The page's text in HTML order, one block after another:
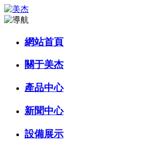
網站首頁
關于美杰
產品中心
新聞中心
設備展示